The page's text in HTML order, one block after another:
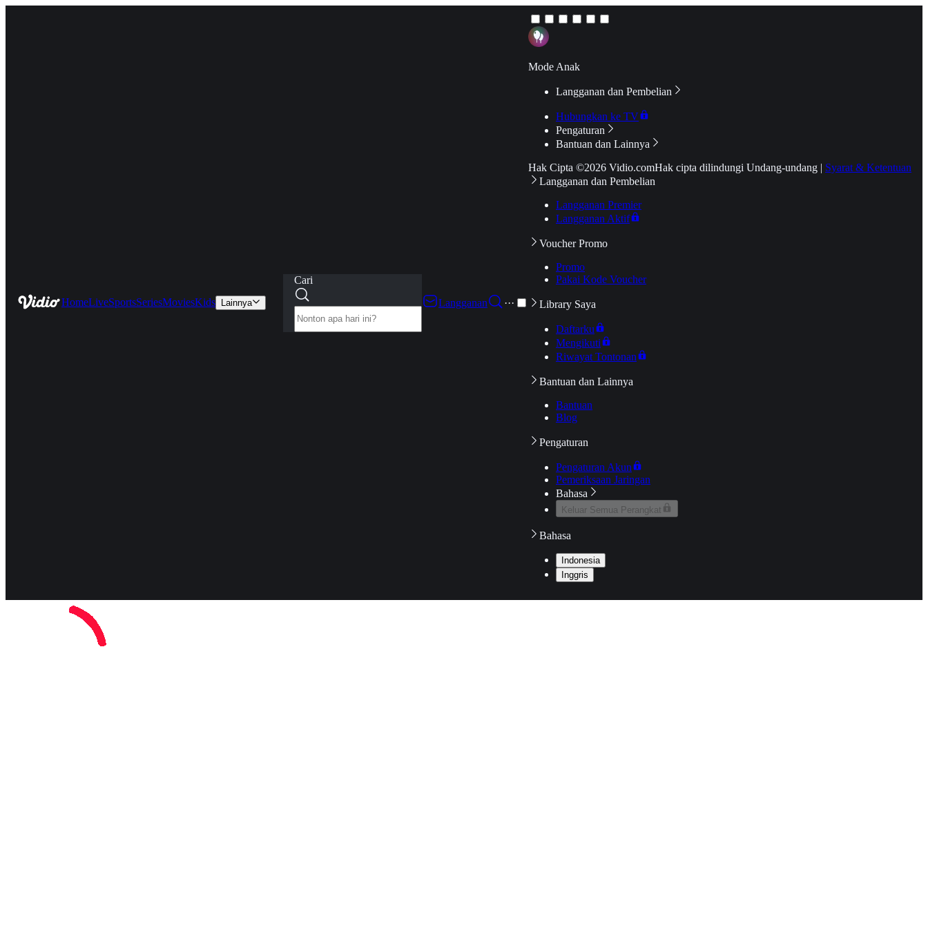
HomeLiveSportsSeriesMoviesKids Lainnya
Cari
Langganan
···
Mode Anak
Langganan dan Pembelian
Hubungkan ke TV
Pengaturan
Bantuan dan Lainnya
Hak Cipta ©2026 Vidio.comHak cipta dilindungi Undang-undang | Syarat & Ketentuan
Langganan dan Pembelian
Langganan Premier
Langganan Aktif
Voucher Promo
Promo
Pakai Kode Voucher
Library Saya
Daftarku
Mengikuti
Riwayat Tontonan
Bantuan dan Lainnya
Bantuan
Blog
Pengaturan
Pengaturan Akun
Pemeriksaan Jaringan
Bahasa
Keluar Semua Perangkat
Bahasa
Indonesia
Inggris